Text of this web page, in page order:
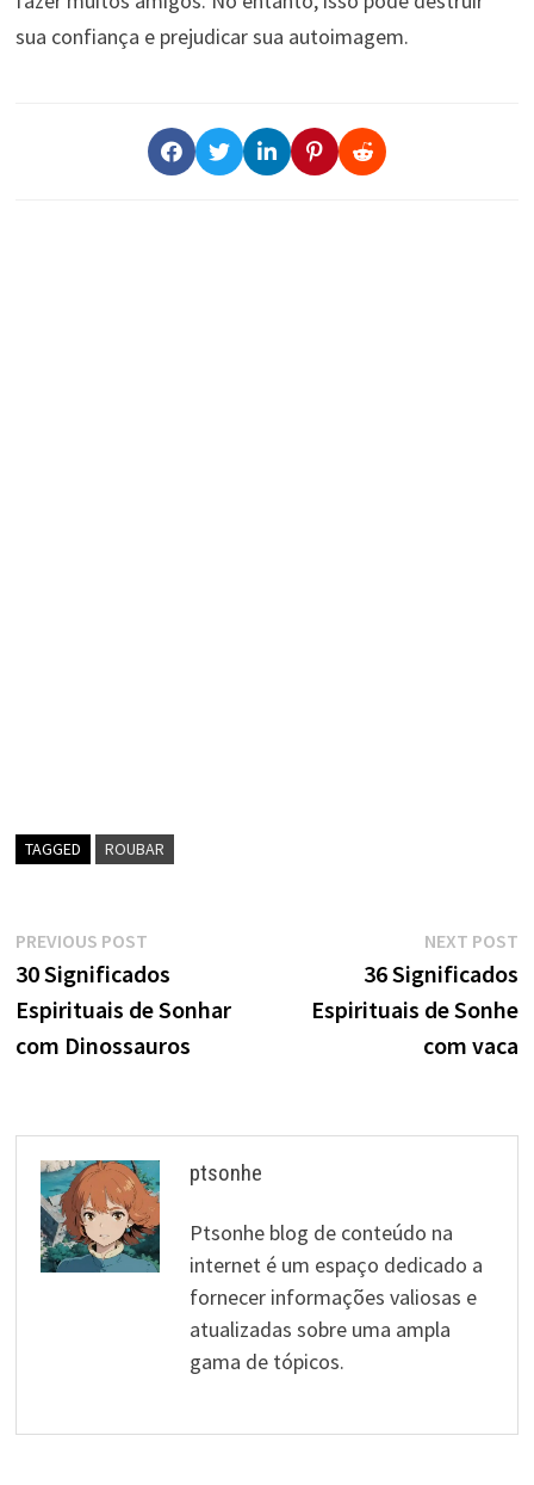
sua confiança e prejudicar sua autoimagem.
TAGGED ROUBAR
Navegação
de
artigos
PREVIOUS POSTPrevious
post:
30 Significados
Espirituais de Sonhar
com Dinossauros
NEXT POST
36 Significados
Espirituais de Sonhe
com vaca
ptsonhe
Ptsonhe blog de conteúdo na
internet é um espaço dedicado a
fornecer informações valiosas e
atualizadas sobre uma ampla
gama de tópicos.